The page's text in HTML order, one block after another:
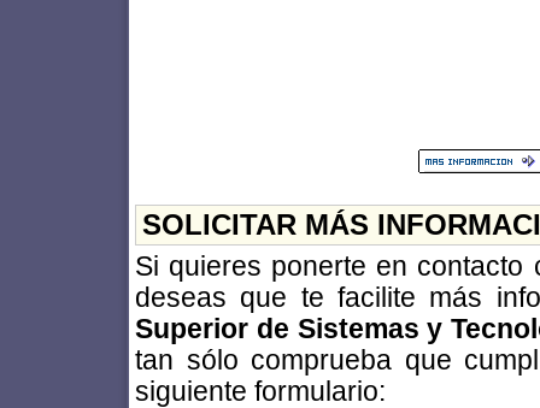
SOLICITAR MÁS
Si quieres ponerte en contacto
deseas que te facilite más
Superior de Sistemas y
tan sólo comprueba que
siguiente formulario: